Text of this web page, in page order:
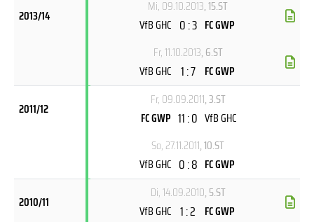
2013/14
Mi, 09.10.2013, 15.ST
VfB GHC 0 : 3 FC GWP
Fr, 11.10.2013, 6.ST
VfB GHC 1 : 7 FC GWP
2011/12
Fr, 09.09.2011, 3.ST
FC GWP 11 : 0 VfB GHC
So, 27.11.2011, 10.ST
VfB GHC 0 : 8 FC GWP
2010/11
Di, 14.09.2010, 5.ST
VfB GHC 1 : 2 FC GWP